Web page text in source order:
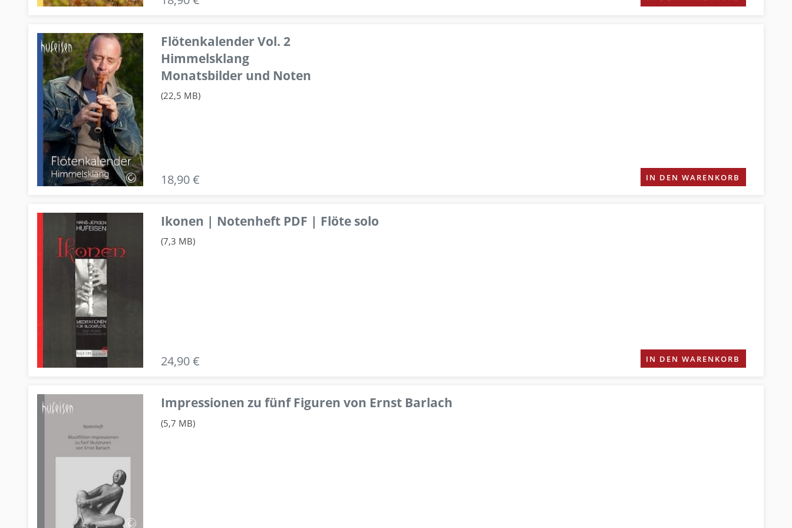
Flötenkalender Vol. 2
Himmelsklang
Monatsbilder und Noten
(22,5 MB)
18,90 € IN DEN WARENKORB
Ikonen | Notenheft PDF | Flöte solo
(7,3 MB)
24,90 € IN DEN WARENKORB
Impressionen zu fünf Figuren von Ernst Barlach
(5,7 MB)